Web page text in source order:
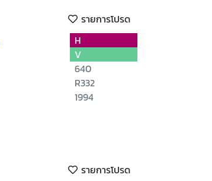
รายการโปรด
H
V
640
R332
1994
รายการโปรด